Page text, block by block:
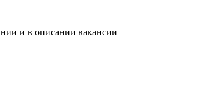
и в описании вакансии